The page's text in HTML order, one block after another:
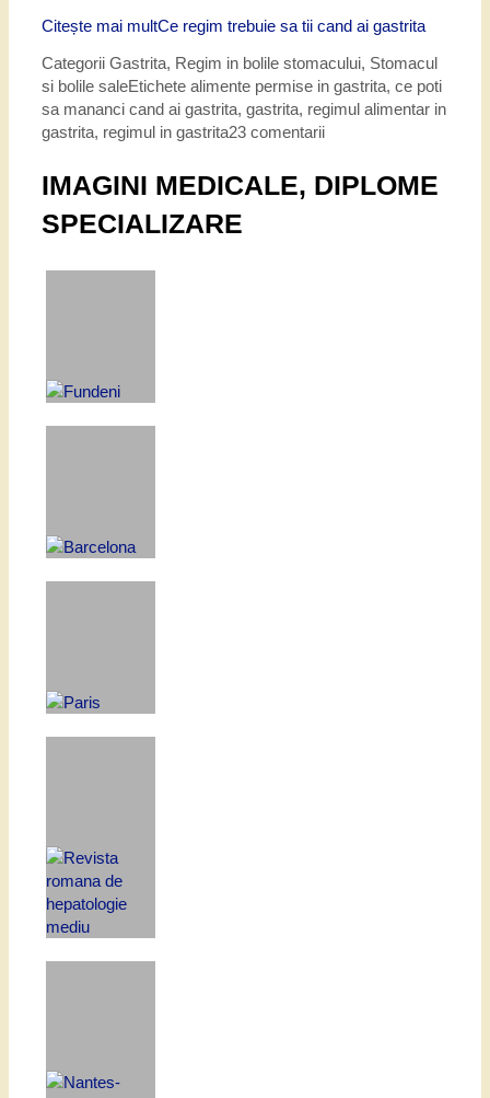
Citește mai multCe regim trebuie sa tii cand ai gastrita
Categorii Gastrita, Regim in bolile stomacului, Stomacul
si bolile saleEtichete alimente permise in gastrita, ce poti
sa mananci cand ai gastrita, gastrita, regimul alimentar in
gastrita, regimul in gastrita23 comentarii
IMAGINI MEDICALE, DIPLOME
SPECIALIZARE